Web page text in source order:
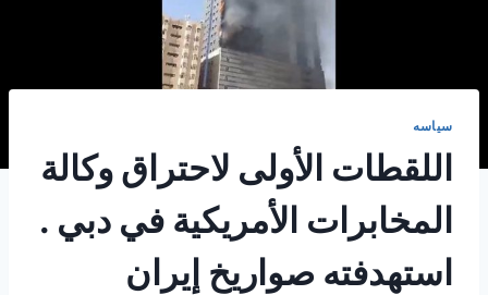
سياسه
اللقطات الأولى لاحتراق وكالة
المخابرات الأمريكية في دبي .
استهدفته صواريخ إيران